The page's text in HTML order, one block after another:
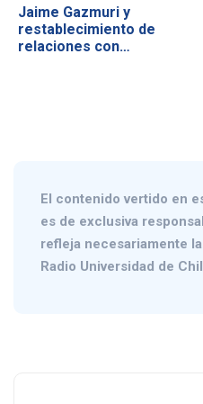
Jaime Gazmuri y
restablecimiento de
relaciones con…
El contenido vertido en
es de exclusiva
refleja necesariamente
Radio Universidad de